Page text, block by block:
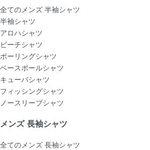
全てのメンズ 半袖シャツ
半袖シャツ
アロハシャツ
ビーチシャツ
ボーリングシャツ
ベースボールシャツ
キューバシャツ
フィッシングシャツ
ノースリーブシャツ
メンズ 長袖シャツ
全てのメンズ 長袖シャツ